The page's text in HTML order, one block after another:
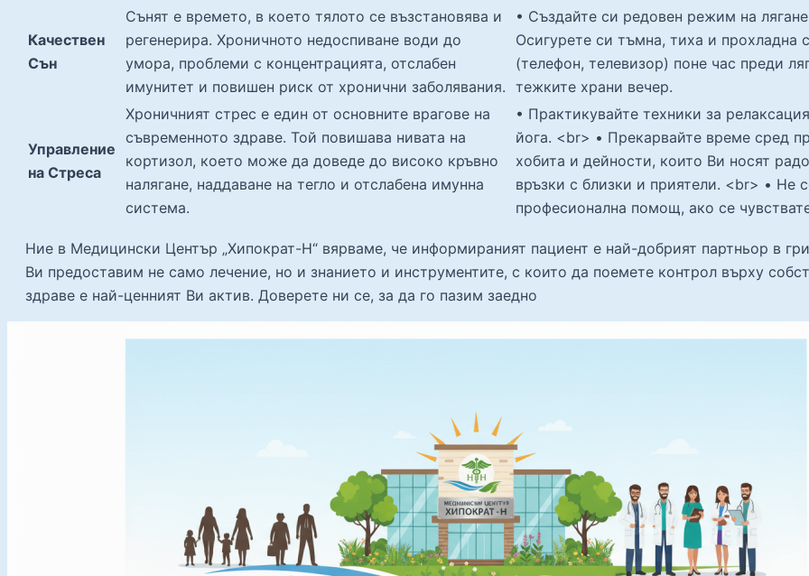
Качествен
Сън
Сънят е времето, в което тялото се възстановява и
регенерира. Хроничното недоспиване води до
умора, проблеми с концентрацията, отслабен
имунитет и повишен риск от хронични заболявания.
• Създайте си редовен режим на
Осигурете си тъмна, тиха и прохладна
(телефон, телевизор) поне час преди
тежките храни вечер.
Управление
на Стреса
Хроничният стрес е един от основните врагове на
съвременното здраве. Той повишава нивата на
кортизол, което може да доведе до високо кръвно
налягане, наддаване на тегло и отслабена имунна
система.
• Практикувайте техники за
йога. <br> • Прекарвайте време сред
хобита и дейности, които Ви носят
връзки с близки и приятели. <br> • Не
професионална помощ, ако се
Ние в Медицински Център „Хипократ-Н“ вярваме, че информираният пациент е най-добрият партньор в
Ви предоставим не само лечение, но и знанието и инструментите, с които да поемете контрол върху
здраве е най-ценният Ви актив. Доверете ни се, за да го пазим заедно